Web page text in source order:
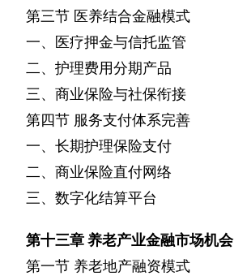
第三节 医养结合金融模式
一、医疗押金与信托监管
二、护理费用分期产品
三、商业保险与社保衔接
第四节 服务支付体系完善
一、长期护理保险支付
二、商业保险直付网络
三、数字化结算平台
第十三章养老产业金融市场机会
第一节 养老地产融资模式